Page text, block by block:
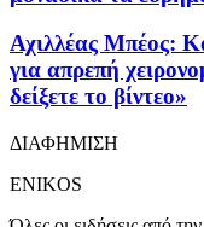
Αχιλλέας Μπέος:
για απρεπή
δείξετε το βίντεο»
ΔΙΑΦΗΜΙΣΗ
ENIKOS